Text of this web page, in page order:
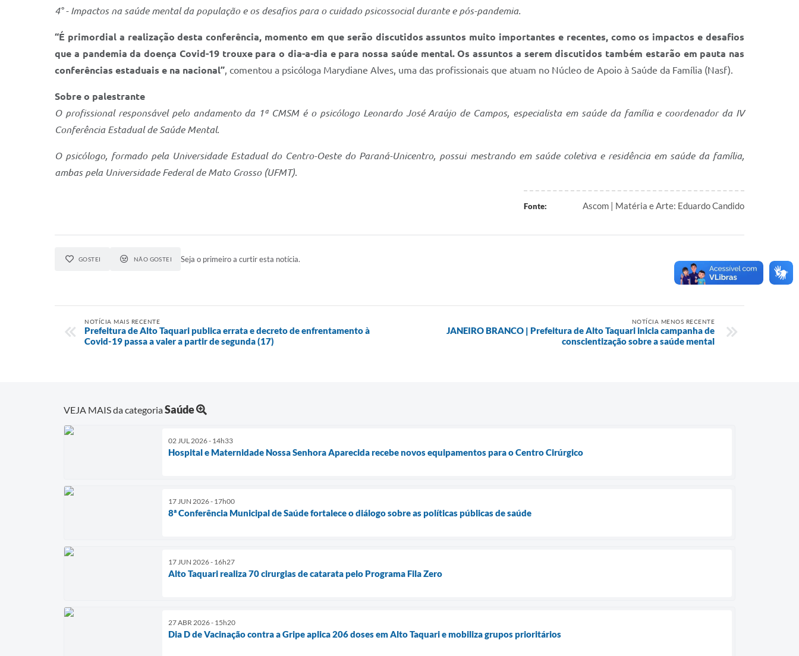
4° - Impactos na saúde mental da população e os desafios para o cuidado psicossocial durante e pós-pandemia.
“É primordial a realização desta conferência, momento em que serão discutidos assuntos muito importantes e recentes, como os impactos e desafios
que a pandemia da doença Covid-19 trouxe para o dia-a-dia e para nossa saúde mental. Os assuntos a serem discutidos também estarão em pauta nas
conferências estaduais e na nacional”, comentou a psicóloga Marydiane Alves, uma das profissionais que atuam no Núcleo de Apoio à Saúde da Família (Nasf).
Sobre o palestrante
O profissional responsável pelo andamento da 1ª CMSM é o psicólogo Leonardo José Araújo de Campos, especialista em saúde da família e coordenador da IV
Conferência Estadual de Saúde Mental.
O psicólogo, formado pela Universidade Estadual do Centro-Oeste do Paraná-Unicentro, possui mestrando em saúde coletiva e residência em saúde da família,
ambas pela Universidade Federal de Mato Grosso (UFMT).
Fonte: Ascom | Matéria e Arte: Eduardo Candido
GOSTEI NÃO GOSTEI Seja o primeiro a curtir esta notícia.
NOTÍCIA MAIS RECENTE
Prefeitura de Alto Taquari publica errata e decreto de enfrentamento à
Covid-19 passa a valer a partir de segunda (17)
NOTÍCIA MENOS RECENTE
JANEIRO BRANCO | Prefeitura de Alto Taquari inicia campanha de
conscientização sobre a saúde mental
VEJA MAIS da categoriaSaúde
02 JUL 2026 - 14h33
Hospital e Maternidade Nossa Senhora Aparecida recebe novos equipamentos para o Centro Cirúrgico
17 JUN 2026 - 17h00
8ª Conferência Municipal de Saúde fortalece o diálogo sobre as políticas públicas de saúde
17 JUN 2026 - 16h27
Alto Taquari realiza 70 cirurgias de catarata pelo Programa Fila Zero
27 ABR 2026 - 15h20
Dia D de Vacinação contra a Gripe aplica 206 doses em Alto Taquari e mobiliza grupos prioritários